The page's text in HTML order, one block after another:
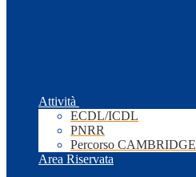
Attività
ECDL/ICDL
PNRR
Percorso CAMBRIDGE
Area Riservata